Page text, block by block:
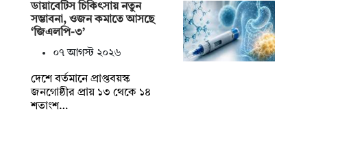
ডায়াবেটিস চিকিৎসায় নতুন
সম্ভাবনা, ওজন কমাতে আসছে
‘জিএলপি-৩’
০৭ আগস্ট ২০২৬
দেশে বর্তমানে প্রাপ্তবয়স্ক
জনগোষ্ঠীর প্রায় ১৩ থেকে ১৪
শতাংশ…